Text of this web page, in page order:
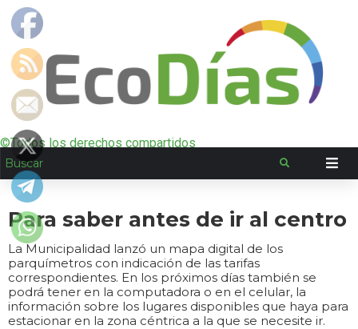
©Todos los derechos compartidos
Para saber antes de ir al centro
La Municipalidad lanzó un mapa digital de los
parquímetros con indicación de las tarifas
correspondientes. En los próximos días también se
podrá tener en la computadora o en el celular, la
información sobre los lugares disponibles que haya para
estacionar en la zona céntrica a la que se necesite ir.